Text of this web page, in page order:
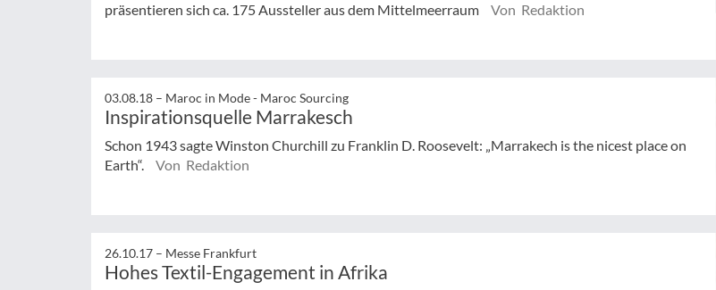
präsentieren sich ca. 175 Aussteller aus dem Mittelmeerraum
Von Redaktion
03.08.18 – Maroc in Mode - Maroc Sourcing
Inspirationsquelle Marrakesch
Schon 1943 sagte Winston Churchill zu Franklin D. Roosevelt: „Marrakech is the nicest place on
Earth“.
Von Redaktion
26.10.17 – Messe Frankfurt
Hohes Textil-Engagement in Afrika